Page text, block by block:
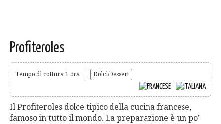
Profiteroles
Tempo di cottura 1 ora Dolci/Dessert
Il Profiteroles dolce tipico della cucina francese,
famoso in tutto il mondo. La preparazione è un po’